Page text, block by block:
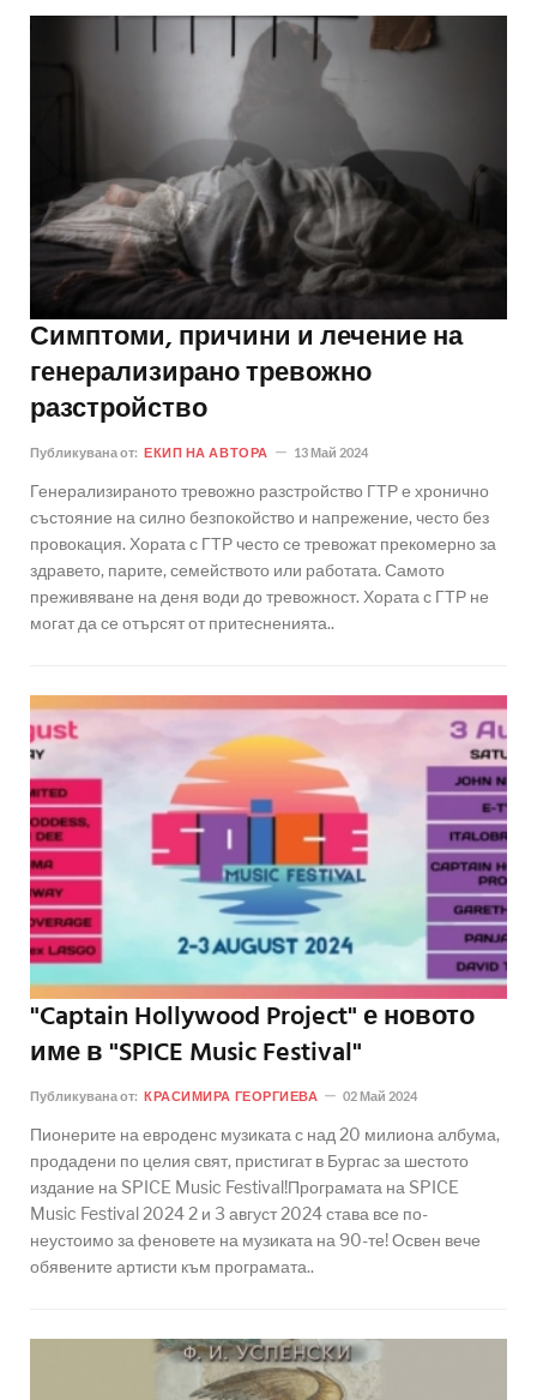
Симптоми, причини и лечение на
генерализирано тревожно
разстройство
Публикувана от: ЕКИП НА АВТОРА 13 Май 2024
Генерализираното тревожно разстройство ГТР е хронично
състояние на силно безпокойство и напрежение, често без
провокация. Хората с ГТР често се тревожат прекомерно за
здравето, парите, семейството или работата. Самото
преживяване на деня води до тревожност. Хората с ГТР не
могат да се отърсят от притесненията..
"Captain Hollywood Project" е новото
име в "SPICE Music Festival"
Публикувана от: КРАСИМИРА ГЕОРГИЕВА 02 Май 2024
Пионерите на евроденс музиката с над 20 милиона албума,
продадени по целия свят, пристигат в Бургас за шестото
издание на SPICE Music Festival!Програмата на SPICE
Music Festival 2024 2 и 3 август 2024 става все по-
неустоимо за феновете на музиката на 90-те! Освен вече
обявените артисти към програмата..